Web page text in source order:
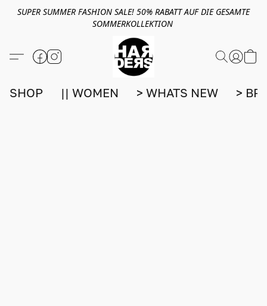
SUPER SUMMER FASHION SALE! 50% RABATT AUF DIE GESAMTE
SOMMERKOLLEKTION
SHOP || WOMEN > WHATS NEW >